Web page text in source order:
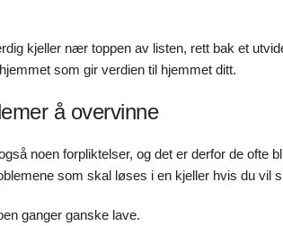
kjeller nær toppen av listen, rett bak et
som gir verdien til hjemmet ditt.
å overvinne
noen forpliktelser, og det er derfor de ofte
som skal løses i en kjeller hvis du vil
ganger ganske lave.